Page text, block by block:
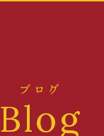
ブログ
Blog